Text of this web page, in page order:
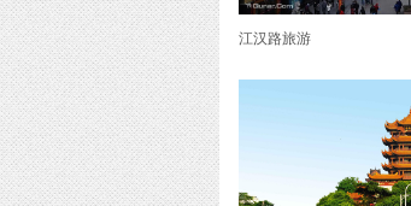
江汉路旅游